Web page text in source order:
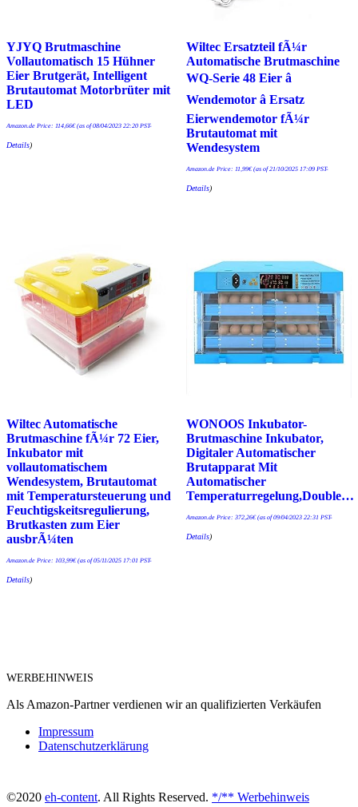
YJYQ Brutmaschine
Vollautomatisch 15 Hühner
Eier Brutgerät, Intelligent
Brutautomat Motorbrüter mit
LED
Amazon.de Price: 114,66€(as of 08/04/2023 22:20 PST-
Details)
Wiltec Ersatzteil fÃ¼r
Automatische Brutmaschine
WQ-Serie 48 Eier â
Wendemotor â Ersatz
Eierwendemotor fÃ¼r
Brutautomat mit
Wendesystem
Amazon.de Price: 11,99€(as of 21/10/2025 17:09 PST-
Details)
Wiltec Automatische
Brutmaschine fÃ¼r 72 Eier,
Inkubator mit
vollautomatischem
Wendesystem, Brutautomat
mit Temperatursteuerung und
Feuchtigskeitsregulierung,
Brutkasten zum Eier
ausbrÃ¼ten
Amazon.de Price: 103,99€(as of 05/11/2025 17:01 PST-
Details)
WONOOS Inkubator-
Brutmaschine Inkubator,
Digitaler Automatischer
Brutapparat Mit
Automatischer
Temperaturregelung,Double…
Amazon.de Price: 372,26€(as of 09/04/2023 22:31 PST-
Details)
WERBEHINWEIS
Als Amazon-Partner verdienen wir an qualifizierten Verkäufen
Impressum
Datenschutzerklärung
©2020 eh-content. All Rights Reserved. */** Werbehinweis